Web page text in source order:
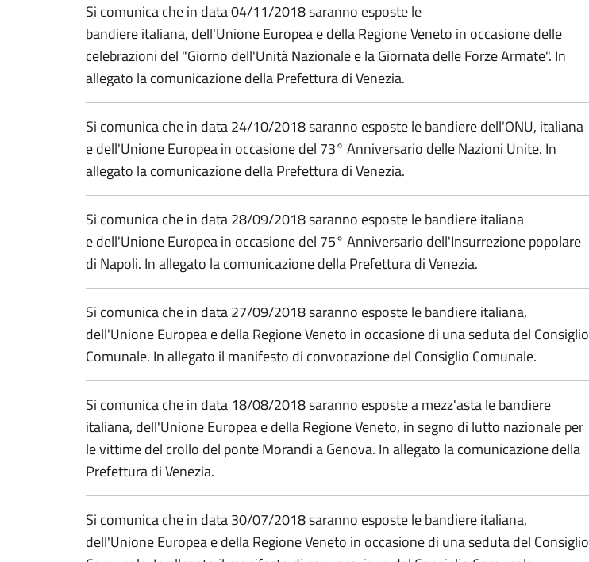
Si comunica che in data 04/11/2018 saranno esposte le
bandiere italiana, dell'Unione Europea e della Regione Veneto in occasione delle
celebrazioni del "Giorno dell'Unità Nazionale e la Giornata delle Forze Armate". In
allegato la comunicazione della Prefettura di Venezia.
Si comunica che in data 24/10/2018 saranno esposte le bandiere dell'ONU, italiana
e dell'Unione Europea in occasione del 73° Anniversario delle Nazioni Unite. In
allegato la comunicazione della Prefettura di Venezia.
Si comunica che in data 28/09/2018 saranno esposte le bandiere italiana
e dell'Unione Europea in occasione del 75° Anniversario dell'Insurrezione popolare
di Napoli. In allegato la comunicazione della Prefettura di Venezia.
Si comunica che in data 27/09/2018 saranno esposte le bandiere italiana,
dell'Unione Europea e della Regione Veneto in occasione di una seduta del Consiglio
Comunale. In allegato il manifesto di convocazione del Consiglio Comunale.
Si comunica che in data 18/08/2018 saranno esposte a mezz'asta le bandiere
italiana, dell'Unione Europea e della Regione Veneto, in segno di lutto nazionale per
le vittime del crollo del ponte Morandi a Genova. In allegato la comunicazione della
Prefettura di Venezia.
Si comunica che in data 30/07/2018 saranno esposte le bandiere italiana,
dell'Unione Europea e della Regione Veneto in occasione di una seduta del Consiglio